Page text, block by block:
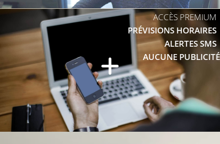
ACCÈS PREMIUM
PRÉVISIONS HORAIRES
ALERTES SMS
AUCUNE PUBLICITÉ